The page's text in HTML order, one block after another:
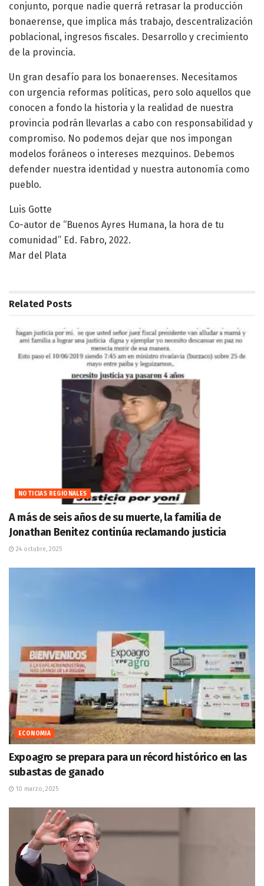
conjunto, porque nadie querrá retrasar la producción
bonaerense, que implica más trabajo, descentralización
poblacional, ingresos fiscales. Desarrollo y crecimiento
de la provincia.
Un gran desafío para los bonaerenses. Necesitamos
con urgencia reformas políticas, pero solo aquellos que
conocen a fondo la historia y la realidad de nuestra
provincia podrán llevarlas a cabo con responsabilidad y
compromiso. No podemos dejar que nos impongan
modelos foráneos o intereses mezquinos. Debemos
defender nuestra identidad y nuestra autonomía como
pueblo.
Luis Gotte
Co-autor de “Buenos Ayres Humana, la hora de tu
comunidad” Ed. Fabro, 2022.
Mar del Plata
Related Posts
NOTICIAS REGIONALES
A más de seis años de su muerte, la familia de
Jonathan Benitez continúa reclamando justicia
24 octubre, 2025
ECONOMIA
Expoagro se prepara para un récord histórico en las
subastas de ganado
10 marzo, 2025